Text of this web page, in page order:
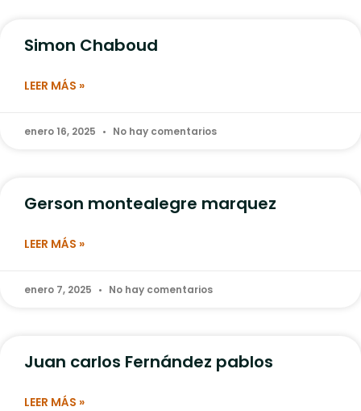
Simon Chaboud
LEER MÁS »
enero 16, 2025 No hay comentarios
Gerson montealegre marquez
LEER MÁS »
enero 7, 2025 No hay comentarios
Juan carlos Fernández pablos
LEER MÁS »